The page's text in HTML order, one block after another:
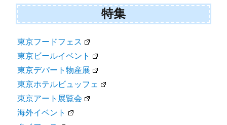
特集
東京フードフェス
東京ビールイベント
東京デパート物産展
東京ホテルビュッフェ
東京アート展覧会
海外イベント